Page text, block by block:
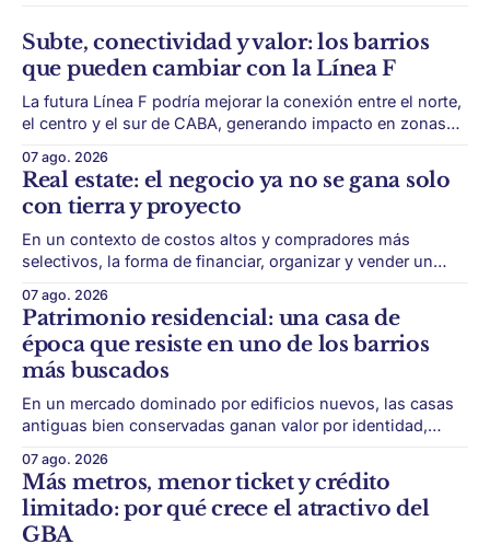
Subte, conectividad y valor: los barrios
que pueden cambiar con la Línea F
La futura Línea F podría mejorar la conexión entre el norte,
el centro y el sur de CABA, generando impacto en zonas
transporte puede cambiar el mapa inmobiliario de una
ciudad. La futura Línea F del subte busca mejorar la
conexión
07 ago. 2026
Real estate: el negocio ya no se gana solo
con tierra y proyecto
En un contexto de costos altos y compradores más
selectivos, la forma de financiar, organizar y vender un
éxito de un desarrollo inmobiliario ya no depende solo de
conseguir un buen terreno. En un mercado más exigente,
la estructura financiera, legal
07 ago. 2026
Patrimonio residencial: una casa de
época que resiste en uno de los barrios
más buscados
En un mercado dominado por edificios nuevos, las casas
antiguas bien conservadas ganan valor por identidad,
algunas piezas residenciales que cuentan otra historia del
barrio. En medio de torres, edificios nuevos y proyectos
premium, todavía aparecen casas de más de 100 años
07 ago. 2026
Más metros, menor ticket y crédito
limitado: por qué crece el atractivo del
GBA